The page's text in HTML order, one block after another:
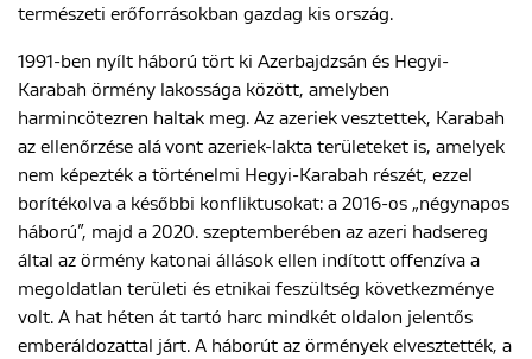
természeti erőforrásokban gazdag kis ország.
1991-ben nyílt háború tört ki Azerbajdzsán és Hegyi-
Karabah örmény lakossága között, amelyben
harmincötezren haltak meg. Az azeriek vesztettek, Karabah
az ellenőrzése alá vont azeriek-lakta területeket is, amelyek
nem képezték a történelmi Hegyi-Karabah részét, ezzel
borítékolva a későbbi konfliktusokat: a 2016-os „négynapos
háború”, majd a 2020. szeptemberében az azeri hadsereg
által az örmény katonai állások ellen indított offenzíva a
megoldatlan területi és etnikai feszültség következménye
volt. A hat héten át tartó harc mindkét oldalon jelentős
emberáldozattal járt. A háborút az örmények elvesztették, a